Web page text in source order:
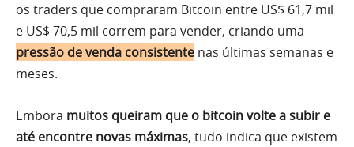
os traders que compraram Bitcoin entre US$ 61,7 mil
e US$ 70,5 mil correm para vender, criando uma
pressão de venda consistente nas últimas semanas e
meses.
Embora muitos queiram que o bitcoin volte a subir e
até encontre novas máximas, tudo indica que existem